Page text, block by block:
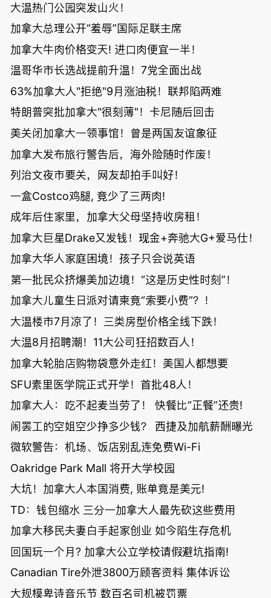
大温热门公园突发山火！
加拿大总理公开“羞辱”国际足联主席
加拿大牛肉价格变天! 进口肉便宜一半！
温哥华市长选战提前升温！7党全面出战
63%加拿大人"拒绝"9月涨油税！联邦陷两难
特朗普突批加拿大"很刻薄"！卡尼随后回击
美关闭加拿大一领事馆！曾是两国友谊象征
加拿大发布旅行警告后，海外险随时作废！
列治文夜市要关，网友却拍手叫好！
一盒Costco鸡腿, 竟少了三两肉!
成年后住家里，加拿大父母坚持收房租！
加拿大巨星Drake又发钱！现金+奔驰大G+爱马仕！
加拿大华人家庭困境！孩子只会说英语
第一批民众挤爆美加边境！“这是历史性时刻”！
加拿大儿童生日派对请柬竟“索要小费”？！
大温楼市7月凉了！三类房型价格全线下跌！
大温8月招聘潮！11大公司狂招数百人！
加拿大轮胎店购物袋意外走红！美国人都想要
SFU素里医学院正式开学！首批48人！
加拿大人：吃不起麦当劳了！ 快餐比“正餐”还贵!
闹罢工的空姐空少挣多少钱？ 西捷及加航薪酬曝光
微软警告：机场、饭店别乱连免费Wi-Fi
Oakridge Park Mall 将开大学校园
大坑！加拿大人本国消费, 账单竟是美元!
TD：钱包缩水 三分一加拿大人最先砍这些费用
加拿大移民夫妻白手起家创业 如今陷生存危机
回国玩一个月? 加拿大公立学校请假避坑指南!
Canadian Tire外泄3800万顾客资料 集体诉讼
大规模卑诗音乐节 数百名司机被罚票